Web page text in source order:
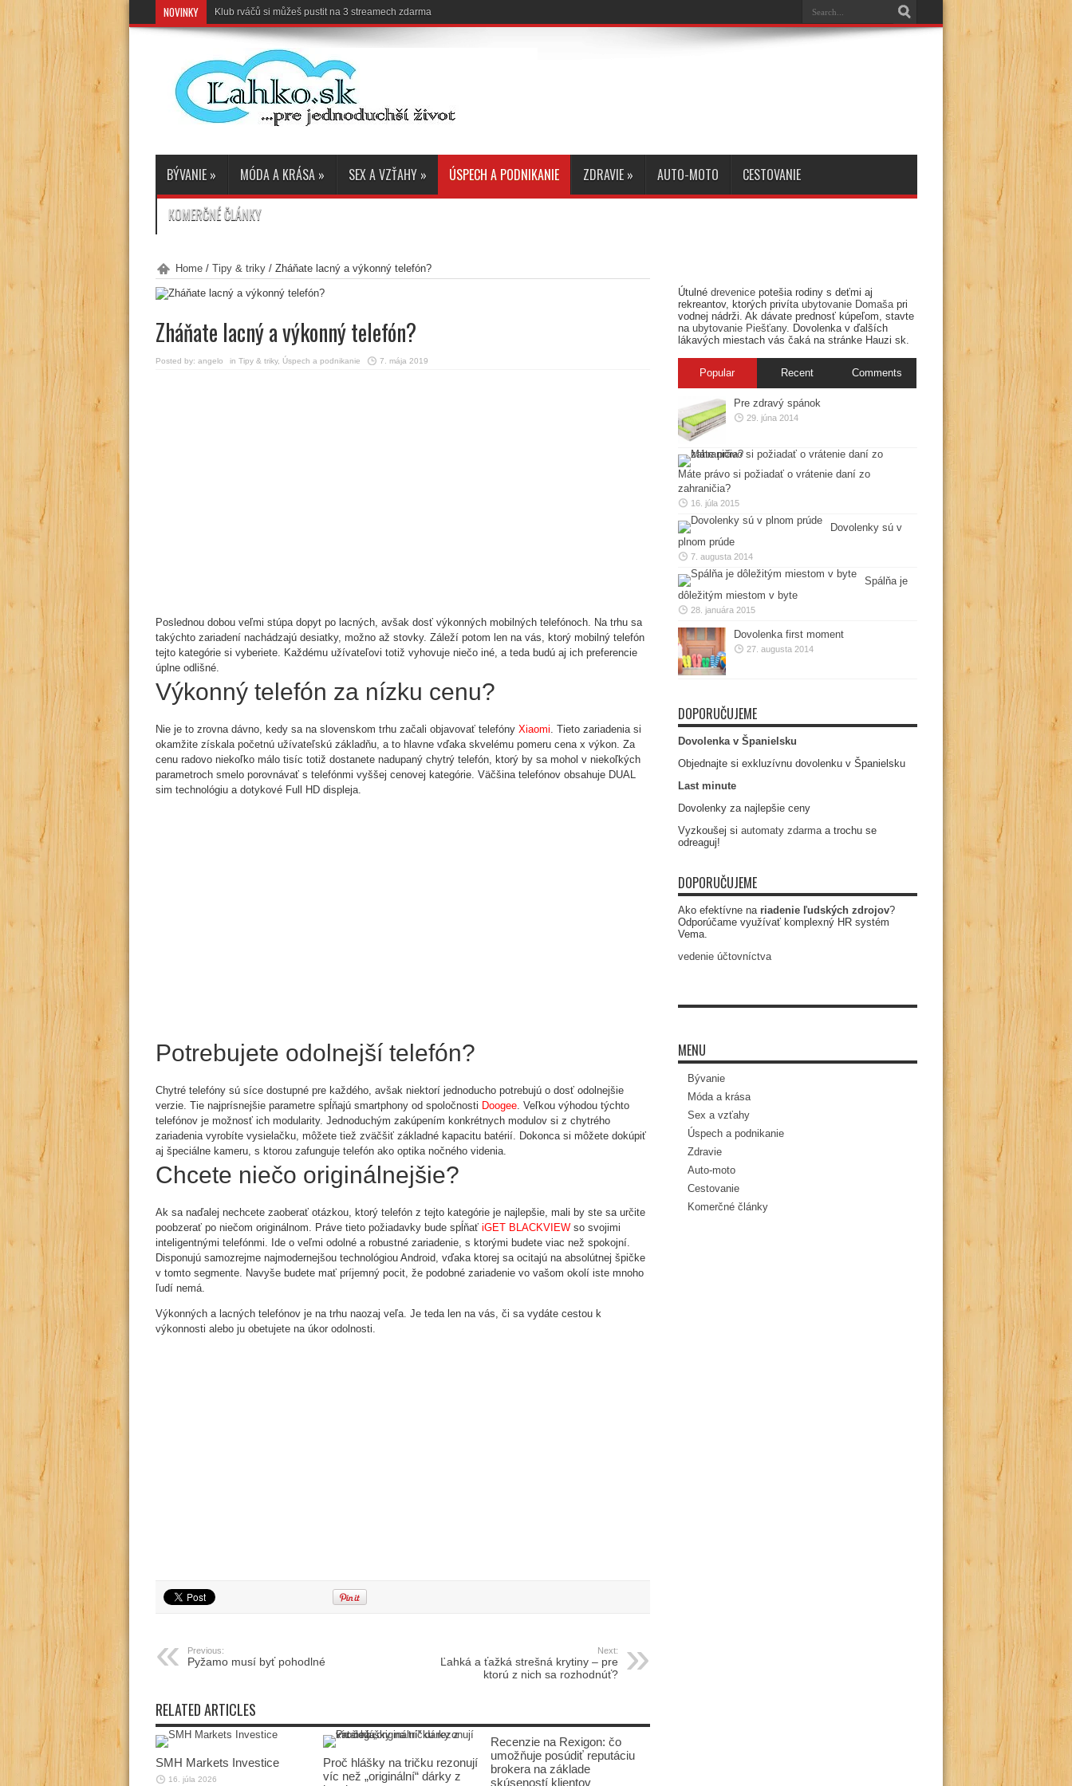
NOVINKY Klub rváčů si můžeš pustit na 3 streamech zdarma
BÝVANIE » MÓDA A KRÁSA » SEX A VZŤAHY » ÚSPECH A PODNIKANIE ZDRAVIE » AUTO-MOTO CESTOVANIE
KOMERČNÉ ČLÁNKY
Home/ Tipy & triky/ Zháňate lacný a výkonný telefón?
Zháňate lacný a výkonný telefón?
Posted by: angelo in Tipy & triky, Úspech a podnikanie 7. mája 2019
Poslednou dobou veľmi stúpa dopyt po lacných, avšak dosť výkonných mobilných telefónoch. Na trhu sa
takýchto zariadení nachádzajú desiatky, možno až stovky. Záleží potom len na vás, ktorý mobilný telefón
tejto kategórie si vyberiete. Každému užívateľovi totiž vyhovuje niečo iné, a teda budú aj ich preferencie
úplne odlišné.
Výkonný telefón za nízku cenu?
Nie je to zrovna dávno, kedy sa na slovenskom trhu začali objavovať telefóny Xiaomi . Tieto zariadenia si
okamžite získala početnú užívateľskú základňu, a to hlavne vďaka skvelému pomeru cena x výkon. Za
cenu radovo niekoľko málo tisíc totiž dostanete nadupaný chytrý telefón, ktorý by sa mohol v niekoľkých
parametroch smelo porovnávať s telefónmi vyššej cenovej kategórie. Väčšina telefónov obsahuje DUAL
sim technológiu a dotykové Full HD displeja.
Potrebujete odolnejší telefón?
Chytré telefóny sú síce dostupné pre každého, avšak niektorí jednoducho potrebujú o dosť odolnejšie
verzie. Tie najprísnejšie parametre spĺňajú smartphony od spoločnosti Doogee. Veľkou výhodou týchto
telefónov je možnosť ich modularity. Jednoduchým zakúpením konkrétnych modulov si z chytrého
zariadenia vyrobíte vysielačku, môžete tiež zväčšiť základné kapacitu batérií. Dokonca si môžete dokúpiť
aj špeciálne kameru, s ktorou zafunguje telefón ako optika nočného videnia.
Chcete niečo originálnejšie?
Ak sa naďalej nechcete zaoberať otázkou, ktorý telefón z tejto kategórie je najlepšie, mali by ste sa určite
poobzerať po niečom originálnom. Práve tieto požiadavky bude spĺňať iGET BLACKVIEWso svojimi
inteligentnými telefónmi. Ide o veľmi odolné a robustné zariadenie, s ktorými budete viac než spokojní.
Disponujú samozrejme najmodernejšou technológiou Android, vďaka ktorej sa ocitajú na absolútnej špičke
v tomto segmente. Navyše budete mať príjemný pocit, že podobné zariadenie vo vašom okolí iste mnoho
ľudí nemá.
Výkonných a lacných telefónov je na trhu naozaj veľa. Je teda len na vás, či sa vydáte cestou k
výkonnosti alebo ju obetujete na úkor odolnosti.
Previous:
Pyžamo musí byť pohodlné
Next:
Ľahká a ťažká strešná krytiny – pre
ktorú z nich sa rozhodnúť?
RELATED ARTICLES
SMH Markets Investice
16. júla 2026
Proč hlášky na tričku rezonují
víc než „originální“ dárky z
Recenzie na Rexigon: čo
umožňuje posúdiť reputáciu
brokera na základe
skúseností klientov
Útulné drevenicepotešia rodiny s deťmi aj
rekreantov, ktorých privíta ubytovanie Domašapri
vodnej nádrži. Ak dávate prednosť kúpeľom, stavte
na ubytovanie Piešťany. Dovolenka v ďalších
lákavých miestach vás čaká na stránke Hauzi sk.
Popular Recent Comments
Pre zdravý spánok
29. júna 2014
Máte právo si požiadať o vrátenie daní zo
zahraničia?
16. júla 2015
Dovolenky sú v
plnom prúde
7. augusta 2014
Spálňa je
dôležitým miestom v byte
28. januára 2015
Dovolenka first moment
27. augusta 2014
DOPORUČUJEME
Dovolenka v Španielsku
Objednajte si exkluzívnu dovolenku v Španielsku
Last minute
Dovolenky za najlepšie ceny
Vyzkoušej si automaty zdarmaa trochu se
odreaguj!
DOPORUČUJEME
Ako efektívne na riadenie ľudských zdrojov?
Odporúčame využívať komplexný HR systém
Vema.
vedenie účtovníctva
MENU
Bývanie
Móda a krása
Sex a vzťahy
Úspech a podnikanie
Zdravie
Auto-moto
Cestovanie
Komerčné články